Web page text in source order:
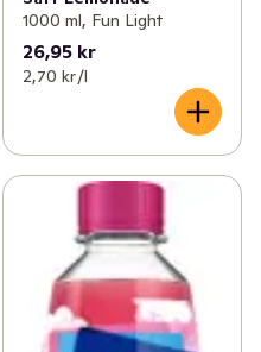
1000 ml, Fun Light
26,95 kr
2,70 kr /l